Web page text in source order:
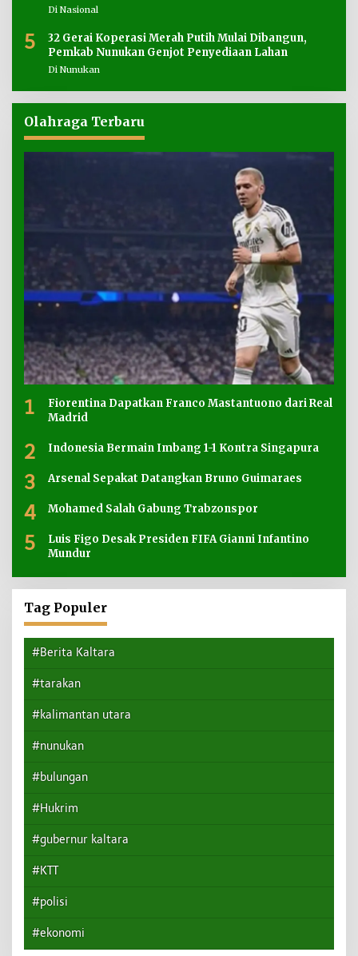
Di Nasional
5
32 Gerai Koperasi Merah Putih Mulai Dibangun,
Pemkab Nunukan Genjot Penyediaan Lahan
Di Nunukan
Olahraga Terbaru
1
Fiorentina Dapatkan Franco Mastantuono dari Real
Madrid
2 Indonesia Bermain Imbang 1-1 Kontra Singapura
3 Arsenal Sepakat Datangkan Bruno Guimaraes
4 Mohamed Salah Gabung Trabzonspor
5
Luis Figo Desak Presiden FIFA Gianni Infantino
Mundur
Tag Populer
#Berita Kaltara
#tarakan
#kalimantan utara
#nunukan
#bulungan
#Hukrim
#gubernur kaltara
#KTT
#polisi
#ekonomi